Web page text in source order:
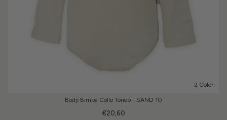
2 Colori
Body Bimba Collo Tondo - SAND 10
€20,60